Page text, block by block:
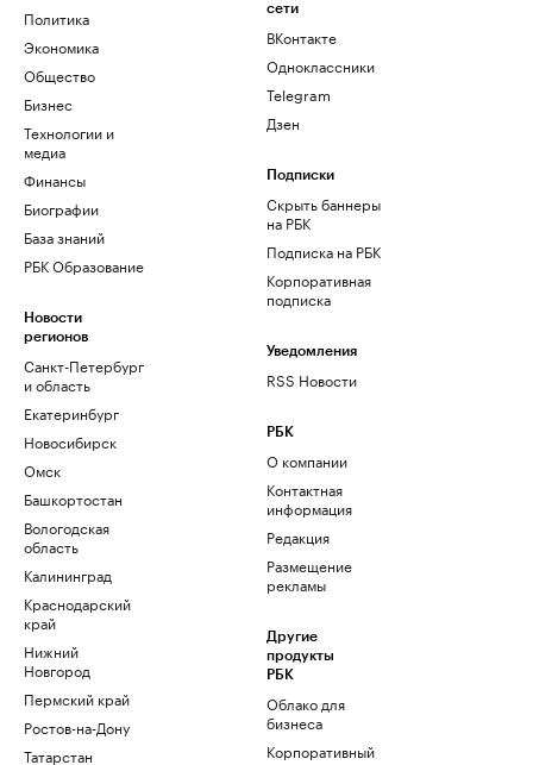
Политика
Экономика
Общество
Бизнес
Технологии и
медиа
Финансы
Биографии
База знаний
РБК Образование
Новости
регионов
Санкт-Петербург
и область
Екатеринбург
Новосибирск
Омск
Башкортостан
Вологодская
область
Калининград
Краснодарский
край
Нижний
Новгород
Пермский край
Ростов-на-Дону
Татарстан
сети
ВКонтакте
Одноклассники
Telegram
Дзен
Подписки
Скрыть баннеры
на РБК
Подписка на РБК
Корпоративная
подписка
Уведомления
RSS Новости
РБК
О компании
Контактная
информация
Редакция
Размещение
рекламы
Другие
продукты
РБК
Облако для
бизнеса
Корпоративный